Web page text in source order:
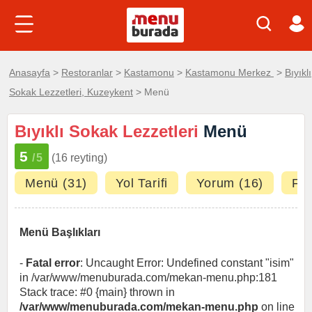
Anasayfa > Restoranlar > Kastamonu > Kastamonu Merkez > Bıyıklı
Sokak Lezzetleri, Kuzeykent > Menü
Bıyıklı Sokak Lezzetleri Menü
5 /5 (16 reyting)
Menü (31) Yol Tarifi Yorum (16)
Menü Başlıkları
- Fatal error: Uncaught Error: Undefined constant "isim"
in /var/www/menuburada.com/mekan-menu.php:181
Stack trace: #0 {main} thrown in
/var/www/menuburada.com/mekan-menu.php on line